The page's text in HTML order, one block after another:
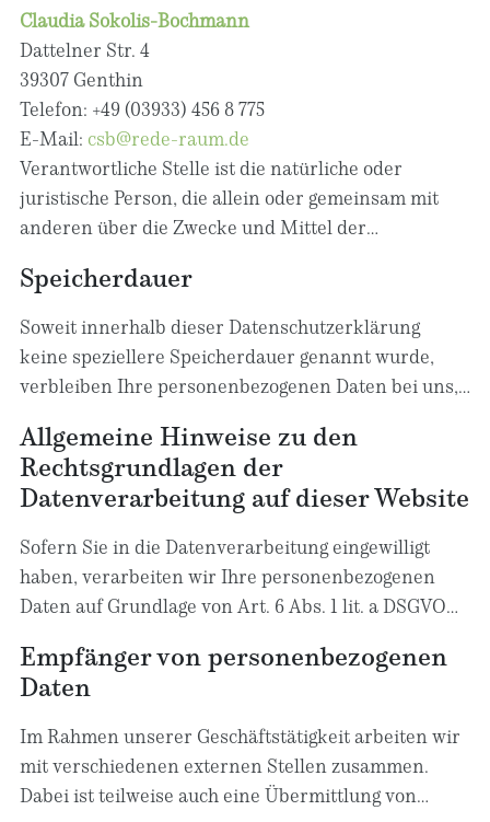
Claudia Sokolis-Bochmann
Dattelner Str. 4
39307 Genthin
Telefon: +49 (03933) 456 8 775
E-Mail: csb@rede-raum.de
Verantwortliche Stelle ist die natürliche oder
juristische Person, die allein oder gemeinsam mit
anderen über die Zwecke und Mittel der
Namen, E-Mail-Adressen o. Ä.) entscheidet.
Speicherdauer
Soweit innerhalb dieser Datenschutzerklärung
keine speziellere Speicherdauer genannt wurde,
verbleiben Ihre personenbezogenen Daten bei uns,
Wenn Sie ein berechtigtes Löschersuchen geltend
machen oder eine Einwilligung zur
Datenverarbeitung widerrufen, werden Ihre Daten
gelöscht, sofern wir keine anderen rechtlich
zulässigen Gründe für die Speicherung Ihrer
personenbezogenen Daten haben (z. B. steuer- oder
handelsrechtliche Aufbewahrungsfristen); im
letztgenannten Fall erfolgt die Löschung nach
Fortfall dieser Gründe.
Allgemeine Hinweise zu den
Rechtsgrundlagen der
Datenverarbeitung auf dieser Website
Sofern Sie in die Datenverarbeitung eingewilligt
haben, verarbeiten wir Ihre personenbezogenen
Daten auf Grundlage von Art. 6 Abs. 1 lit. a DSGVO
Datenkategorien nach Art. 9 Abs. 1 DSGVO
verarbeitet werden. Im Falle einer ausdrücklichen
Einwilligung in die Übertragung personenbezogener
Daten in Drittstaaten erfolgt die Datenverarbeitung
außerdem auf Grundlage von Art. 49 Abs. 1 lit. a
DSGVO. Sofern Sie in die Speicherung von Cookies
Empfänger von personenbezogenen
Daten
Im Rahmen unserer Geschäftstätigkeit arbeiten wir
mit verschiedenen externen Stellen zusammen.
Dabei ist teilweise auch eine Übermittlung von